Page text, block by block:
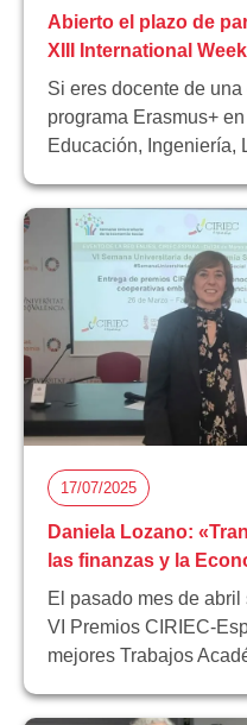
Abierto el plazo de
XIII International Week
Si eres docente de
programa Erasmus+
Educación, Ingeniería,
17/07/2025
Daniela Lozano:
las finanzas y la
El pasado mes de
VI Premios CIRIEC-
mejores Trabajos